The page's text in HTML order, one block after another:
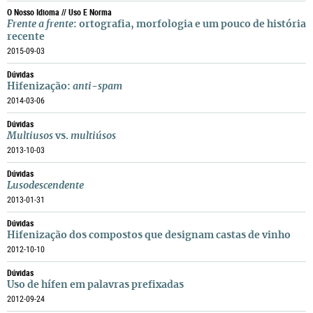
O Nosso Idioma // Uso E Norma
Frente a frente: ortografia, morfologia e um pouco de história
recente
2015-09-03
Dúvidas
Hifenização: anti-spam
2014-03-06
Dúvidas
Multiusos vs. multiúsos
2013-10-03
Dúvidas
Lusodescendente
2013-01-31
Dúvidas
Hifenização dos compostos que designam castas de vinho
2012-10-10
Dúvidas
Uso de hífen em palavras prefixadas
2012-09-24